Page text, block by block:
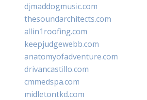
djmaddogmusic.com
thesoundarchitects.com
allin1roofing.com
keepjudgewebb.com
anatomyofadventure.com
drivancastillo.com
cmmedspa.com
midletontkd.com